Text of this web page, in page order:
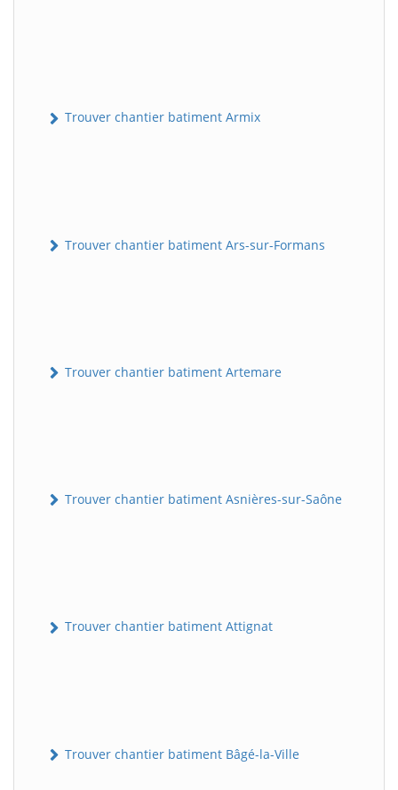
Trouver chantier batiment Armix
Trouver chantier batiment Ars-sur-Formans
Trouver chantier batiment Artemare
Trouver chantier batiment Asnières-sur-Saône
Trouver chantier batiment Attignat
Trouver chantier batiment Bâgé-la-Ville